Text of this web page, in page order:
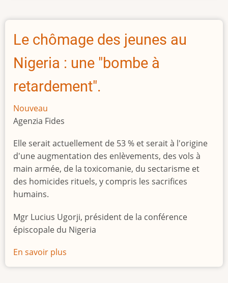
taille
l'Afrique
Le chômage des jeunes au
Nigeria : une "bombe à
retardement".
Nouveau
Agenzia Fides
Elle serait actuellement de 53 % et serait à l'origine
d'une augmentation des enlèvements, des vols à
main armée, de la toxicomanie, du sectarisme et
des homicides rituels, y compris les sacrifices
humains.
Mgr Lucius Ugorji, président de la conférence
épiscopale du Nigeria
En savoir plus
Le